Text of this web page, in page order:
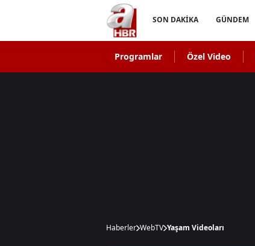
SON DAKİKA GÜNDEM
Programlar Özel Video
Haberler WebTV Yaşam Videoları